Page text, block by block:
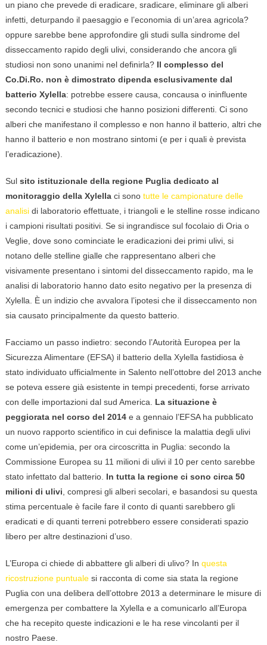
un piano che prevede di eradicare, sradicare, eliminare gli alberi
infetti, deturpando il paesaggio e l’economia di un’area agricola?
oppure sarebbe bene approfondire gli studi sulla sindrome del
disseccamento rapido degli ulivi, considerando che ancora gli
studiosi non sono unanimi nel definirla? Il complesso del
Co.Di.Ro. non è dimostrato dipenda esclusivamente dal
batterio Xylella: potrebbe essere causa, concausa o ininfluente
secondo tecnici e studiosi che hanno posizioni differenti. Ci sono
alberi che manifestano il complesso e non hanno il batterio, altri che
hanno il batterio e non mostrano sintomi (e per i quali è prevista
l’eradicazione).
Sul sito istituzionale della regione Puglia dedicato al
monitoraggio della Xylellaci sonotutte le campionature delle
analisidi laboratorio effettuate, i triangoli e le stelline rosse indicano
i campioni risultati positivi. Se si ingrandisce sul focolaio di Oria o
Veglie, dove sono cominciate le eradicazioni dei primi ulivi, si
notano delle stelline gialle che rappresentano alberi che
visivamente presentano i sintomi del disseccamento rapido, ma le
analisi di laboratorio hanno dato esito negativo per la presenza di
Xylella. È un indizio che avvalora l’ipotesi che il disseccamento non
sia causato principalmente da questo batterio.
Facciamo un passo indietro: secondo l’Autorità Europea per la
Sicurezza Alimentare (EFSA) il batterio della Xylella fastidiosa è
stato individuato ufficialmente in Salento nell’ottobre del 2013 anche
se poteva essere già esistente in tempi precedenti, forse arrivato
con delle importazioni dal sud America. La situazione è
peggiorata nel corso del 2014e a gennaio l’EFSA ha pubblicato
un nuovo rapporto scientifico in cui definisce la malattia degli ulivi
come un’epidemia, per ora circoscritta in Puglia: secondo la
Commissione Europea su 11 milioni di ulivi il 10 per cento sarebbe
stato infettato dal batterio. In tutta la regione ci sono circa 50
milioni di ulivi, compresi gli alberi secolari, e basandosi su questa
stima percentuale è facile fare il conto di quanti sarebbero gli
eradicati e di quanti terreni potrebbero essere considerati spazio
libero per altre destinazioni d’uso.
L’Europa ci chiede di abbattere gli alberi di ulivo? In questa
ricostruzione puntualesi racconta di come sia stata la regione
Puglia con una delibera dell’ottobre 2013 a determinare le misure di
emergenza per combattere la Xylella e a comunicarlo all’Europa
che ha recepito queste indicazioni e le ha rese vincolanti per il
nostro Paese.